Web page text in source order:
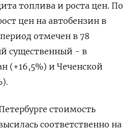
топлива и роста ​цен. По
цен на автобензин ‌в
отмечен в 78
​существенный - в
(+16,5%) и Чеченской
стоимость
соответственно на